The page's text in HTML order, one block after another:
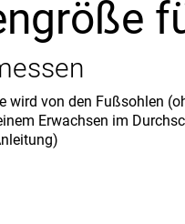
wird von den Fußsohlen
Erwachsen im